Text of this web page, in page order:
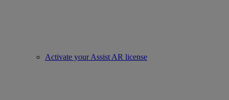
Activate your Assist AR license